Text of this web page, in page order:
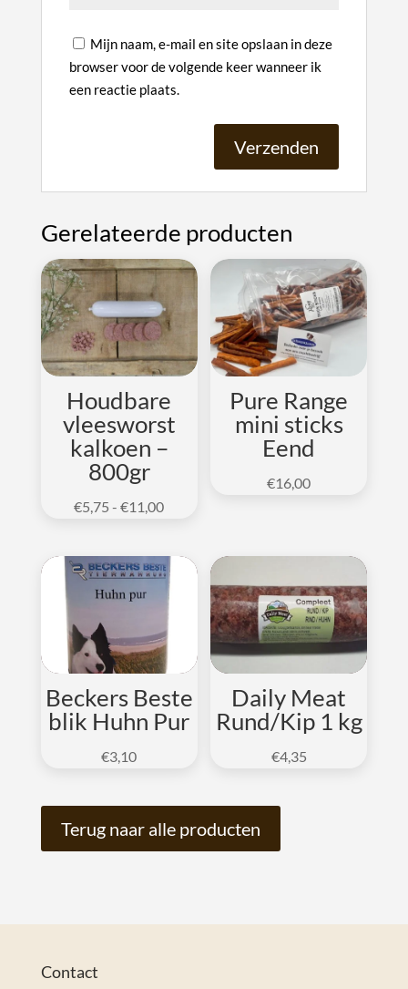
Mijn naam, e-mail en site opslaan in deze
browser voor de volgende keer wanneer ik
een reactie plaats.
t
r
n
a
t
i
e
:
Gerelateerde producten
Houdbare
vleesworst
kalkoen –
800gr
€5,75 - €11,00Prijsklasse:
tot
€11,00
Pure Range
mini sticks
Eend
€16,00
Beckers Beste
blik Huhn Pur
€3,10
Daily Meat
Rund/Kip 1 kg
€4,35
Terug naar alle producten
Contact